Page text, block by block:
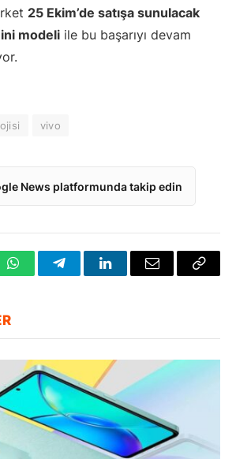
25 Ekim’de satışa sunulacak
modeli ile bu başarıyı devam
vivo
News platformunda takip edin
WhatsAppTelegramLinkedInE-